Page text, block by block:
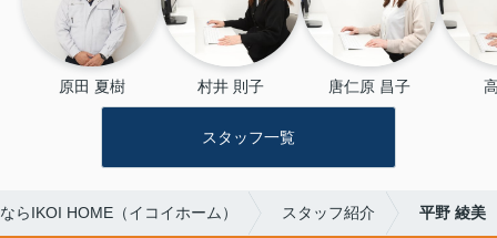
原田 夏樹 村井 則子 唐仁原 昌子
スタッフ一覧
らIKOI HOME（イコイホーム） スタッフ紹介 平野 綾美